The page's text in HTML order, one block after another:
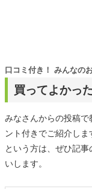
買ってよかっ
口コミ付き！ みんなの
みなさんからの投稿
ント付きでご紹介し
という方は、ぜひ記
いします。